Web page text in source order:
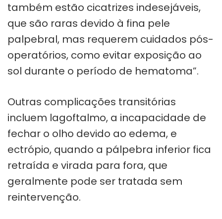
também estão cicatrizes indesejáveis,
que são raras devido à fina pele
palpebral, mas requerem cuidados pós-
operatórios, como evitar exposição ao
sol durante o período de hematoma”.
Outras complicações transitórias
incluem lagoftalmo, a incapacidade de
fechar o olho devido ao edema, e
ectrópio, quando a pálpebra inferior fica
retraída e virada para fora, que
geralmente pode ser tratada sem
reintervenção.